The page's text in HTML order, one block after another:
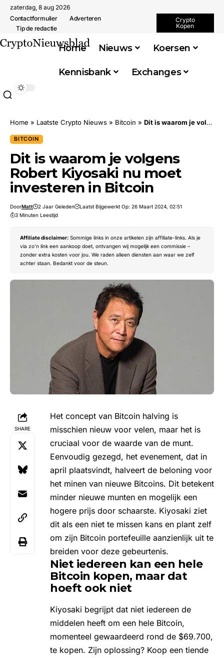
zaterdag, 8 aug 2026
Contactformulier
Adverteren
Tip de redactie
Crypto
Kopen
Home Nieuws Koersen
Kennisbank Exchanges
Home » Laatste Crypto Nieuws » Bitcoin » Dit is waarom je volgens Robert Kiyosaki nu moet investeren in Bitcoin
BITCOIN
Dit is waarom je volgens
Robert Kiyosaki nu moet
investeren in Bitcoin
DoorMatt 2 Jaar Geleden
Laatst Bijgewerkt Op: 26 Maart 2024, 02:51
3 Minuten Leestijd
Affiliate disclaimer: Sommige links in onze artikelen zijn affiliate-links. Als je
via zo’n link een aankoop doet, ontvangen wij mogelijk een commissie –
zonder extra kosten voor jou. We raden alleen diensten aan waar we zelf
achter staan. Bedankt voor de steun.
SHARE
Het concept van Bitcoin halving is
misschien nieuw voor velen, maar het is
cruciaal voor de waarde van de munt.
Eenvoudig gezegd, het evenement, dat in
april plaatsvindt, halveert de beloning voor
het minen van nieuwe Bitcoins. Dit betekent
minder nieuwe munten en mogelijk een
hogere prijs door schaarste. Kiyosaki ziet
dit als een niet te missen kans en plant zelf
om zijn Bitcoin portefeuille aanzienlijk uit te
breiden voor deze gebeurtenis.
Niet iedereen kan een hele
Bitcoin kopen, maar dat
hoeft ook niet
Kiyosaki begrijpt dat niet iedereen de
middelen heeft om een hele Bitcoin,
momenteel gewaardeerd rond de $69.700,
te kopen. Zijn oplossing? Koop een tiende